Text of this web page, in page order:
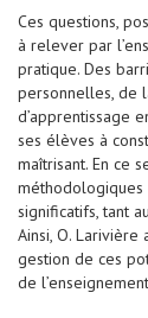
Ces questions,
à relever par
pratique. Des
personnelles, de
d’apprentissage
ses élèves à
maîtrisant. En ce
significatifs, tant
Ainsi, O. Larivière
gestion de ces
de